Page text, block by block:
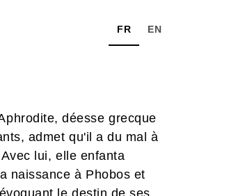
FR EN
déesse grecque
admet qu'il a du mal à
lui, elle enfanta
naissance à Phobos et
le destin de ses